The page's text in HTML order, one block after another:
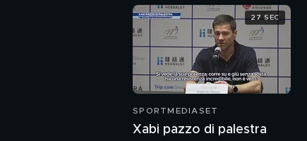
SPORTMEDIASET
Xabi pazzo di palestra
27 SEC